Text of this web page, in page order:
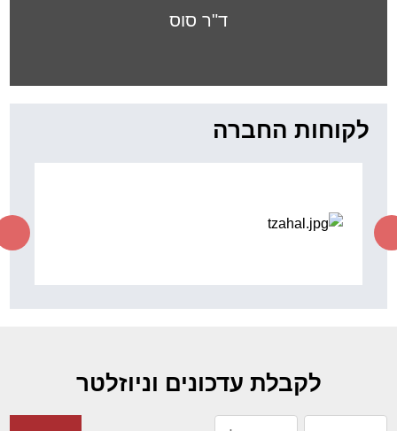
ד"ר סוס
לקוחות החברה
לקבלת עדכונים וניוזלטר